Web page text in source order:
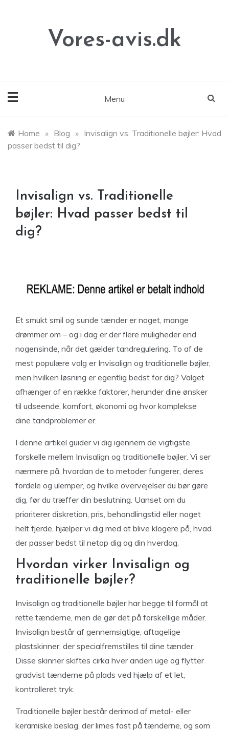
Vores-avis.dk
Menu
Home » Blog » Invisalign vs. Traditionelle bøjler: Hvad
passer bedst til dig?
Invisalign vs. Traditionelle
bøjler: Hvad passer bedst til
dig?
Et smukt smil og sunde tænder er noget, mange
drømmer om – og i dag er der flere muligheder end
nogensinde, når det gælder tandregulering. To af de
mest populære valg er Invisalign og traditionelle bøjler,
men hvilken løsning er egentlig bedst for dig? Valget
afhænger af en række faktorer, herunder dine ønsker
til udseende, komfort, økonomi og hvor komplekse
dine tandproblemer er.
I denne artikel guider vi dig igennem de vigtigste
forskelle mellem Invisalign og traditionelle bøjler. Vi ser
nærmere på, hvordan de to metoder fungerer, deres
fordele og ulemper, og hvilke overvejelser du bør gøre
dig, før du træffer din beslutning. Uanset om du
prioriterer diskretion, pris, behandlingstid eller noget
helt fjerde, hjælper vi dig med at blive klogere på, hvad
der passer bedst til netop dig og din hverdag.
Hvordan virker Invisalign og
traditionelle bøjler?
Invisalign og traditionelle bøjler har begge til formål at
rette tænderne, men de gør det på forskellige måder.
Invisalign består af gennemsigtige, aftagelige
plastskinner, der specialfremstilles til dine tænder.
Disse skinner skiftes cirka hver anden uge og flytter
gradvist tænderne på plads ved hjælp af et let,
kontrolleret tryk.
Traditionelle bøjler består derimod af metal- eller
keramiske beslag, der limes fast på tænderne, og som